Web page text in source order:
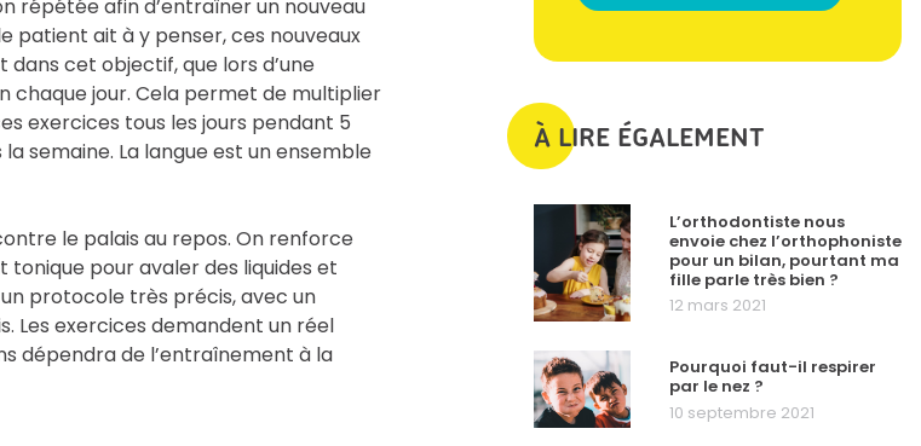
À LIRE ÉGALEMENT
L’orthodontiste nous
envoie chez l’orthophoniste
pour un bilan, pourtant ma
fille parle très bien ?
12 mars 2021
Pourquoi faut-il respirer
par le nez ?
10 septembre 2021
répétée afin d’entraîner un nouveau
patient ait à y penser, ces nouveaux
cet objectif, que lors d’une
chaque jour. Cela permet de multiplier
exercices tous les jours pendant 5
semaine. La langue est un ensemble
le palais au repos. On renforce
tonique pour avaler des liquides et
protocole très précis, avec un
Les exercices demandent un réel
dépendra de l’entraînement à la